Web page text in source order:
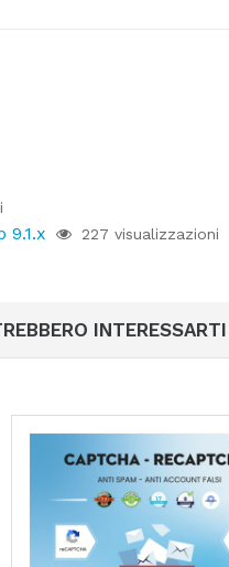
9.1.x 227 visualizzazioni
INTERESSARTI